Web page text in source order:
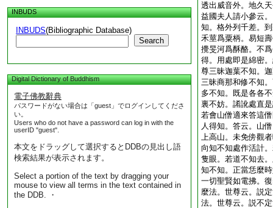
INBUDS
INBUDS(Bibliographic Database)
Search
Digital Dictionary of Buddhism
電子佛教辭典
パスワードがない場合は「guest」でログインしてくださ
い。
Users who do not have a password can log in with the
userID "guest".
本文をドラッグして選択するとDDBの見出し語
検索結果が表示されます。
Select a portion of the text by dragging your
mouse to view all terms in the text contained in
the DDB. ・
透出威音外。地久
益國夫人請小參云
知。格外列千差。
禾莖爲粟柄。易短
攪旻河爲酥酪。不
得。用處即是綿密
尊三昧迦葉不知。
三昧商那和修不知
多不知。既是各各
裏不妨。誵訛處直
若會山僧適來答這
人得知。答云。山
上高山。未免傍觀
向知不知處作活計
隻眼。若道不知去
知不知。正當恁麼
一切聖賢如電拂。
麼法。世尊云。説
法。世尊云。説不